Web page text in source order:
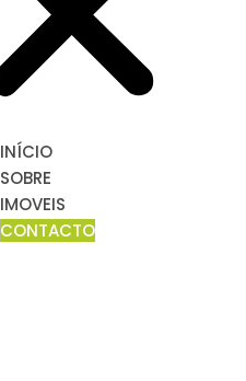
INÍCIO
SOBRE
IMOVEIS
CONTACTO